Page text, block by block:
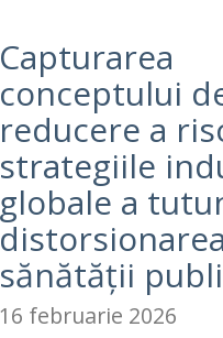
Capturarea
conceptului
reducere a
strategiile
globale a
distorsionarea
sănătății
16 februarie 2026